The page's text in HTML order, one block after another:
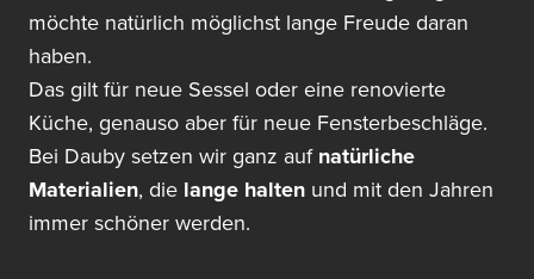
möchte natürlich möglichst lange Freude daran
haben.
Das gilt für neue Sessel oder eine renovierte
Küche, genauso aber für neue Fensterbeschläge.
Bei Dauby setzen wir ganz aufnatürliche
Materialien, die lange halten und mit den Jahren
immer schöner werden.